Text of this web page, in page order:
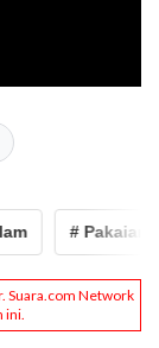
# Pakaian